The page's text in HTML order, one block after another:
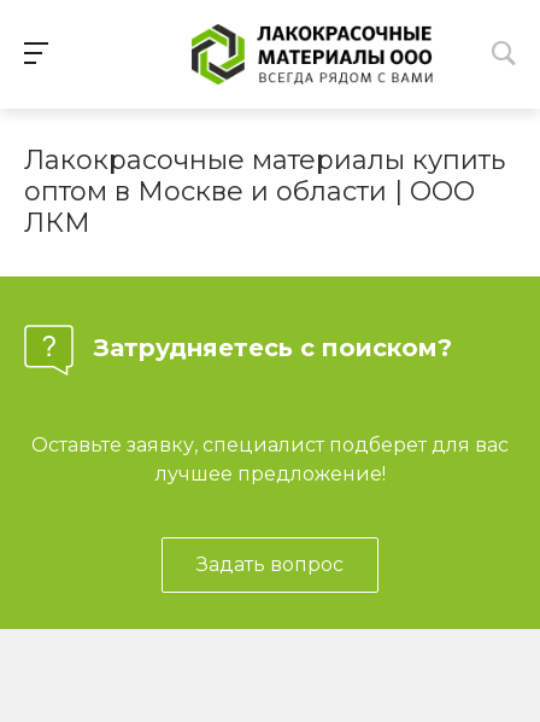
Лакокрасочные материалы купить
оптом в Москве и области | ООО
ЛКМ
Затрудняетесь с поиском?
Оставьте заявку, специалист подберет для вас
лучшее предложение!
Задать вопрос